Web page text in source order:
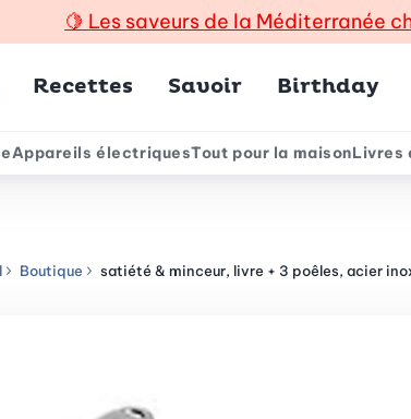
🍋 Les saveurs de la Méditerranée
Recettes Savoir Birthday
Appareils électriquesTout pour la maisonLivres
Boutique satiété & minceur, livre + 3 poêles, acier